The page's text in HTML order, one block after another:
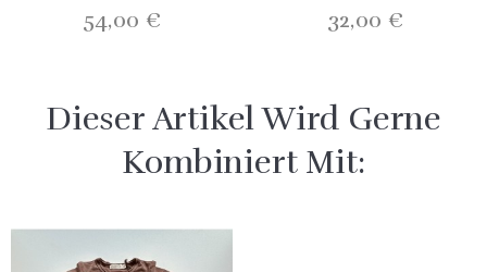
54,00 € 32,00 €
Dieser Artikel Wird Gerne
Kombiniert Mit: